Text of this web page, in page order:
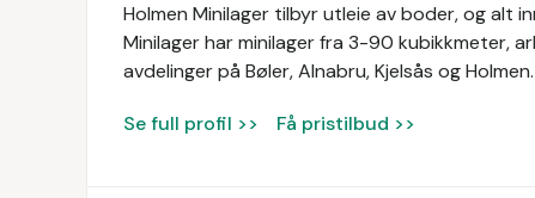
Holmen Minilager tilbyr utleie av boder, og alt
Minilager har minilager fra 3-90 kubikkmeter,
avdelinger på Bøler, Alnabru, Kjelsås og
Se full profil >> Få pristilbud >>